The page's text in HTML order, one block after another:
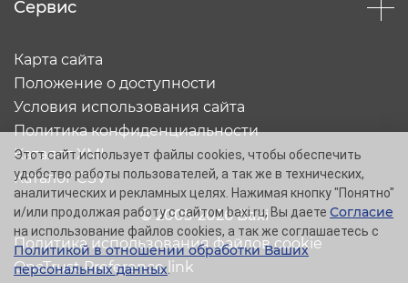
Сервис
© 2005-2026 Baxi
Карта сайта
Положение о доступности
Условия использования сайта
Политика конфиденциальности
Каталог XML
Каталог CSV
Политика использования файлов cookie
OneTrust Preference link
Этот сайт использует файлы cookies, чтобы обеспечить
удобство работы пользователей, а так же в технических,
аналитических и рекламных целях. Нажимая кнопку "Понятно"
и/или продолжая работу с сайтом baxi.ru, Вы даете Согласие
на использование файлов cookies, а так же соглашаетесь с
Политикой в отношении обработки Ваших
персональных данных.